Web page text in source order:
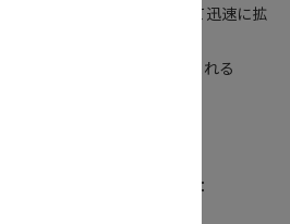
が、商品やサービスについて迅速に拡
、UGCにリアリティが生まれる
的な評価が得られやすい
変えるポイント
、デメリットも否めません：